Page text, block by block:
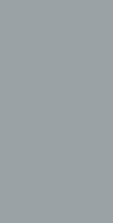
Pseudonymisierung ist die
auf welche die personenbezogenen
technischen und organisatorischen
die personenbezogenen Daten nicht
g) Verantwortlicher oder für die
Verantwortlicher oder für die
juristische Person, Behörde,
gemeinsam mit anderen über die
personenbezogenen Daten
Verarbeitung durch das Unionsrecht
so kann der Verantwortliche
seiner Benennung nach dem
Auftragsverarbeiter ist eine natürliche
oder andere Stelle, die